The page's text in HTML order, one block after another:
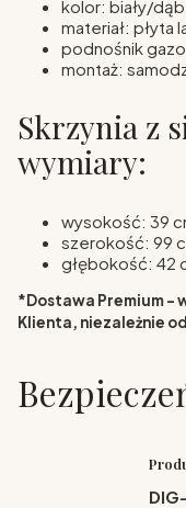
kolor: biały/dąb
materiał: płyta
podnośnik
montaż:
Skrzynia z
wymiary:
wysokość: 39
szerokość: 99
głębokość: 42
*Dostawa Premium -
Klienta, niezależnie